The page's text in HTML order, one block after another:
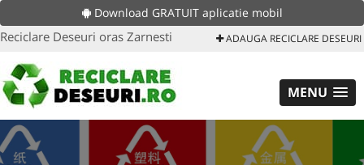
Download GRATUIT aplicatie mobil
Reciclare Deseuri oras Zarnesti ADAUGA RECICLARE DESEURI
MENU